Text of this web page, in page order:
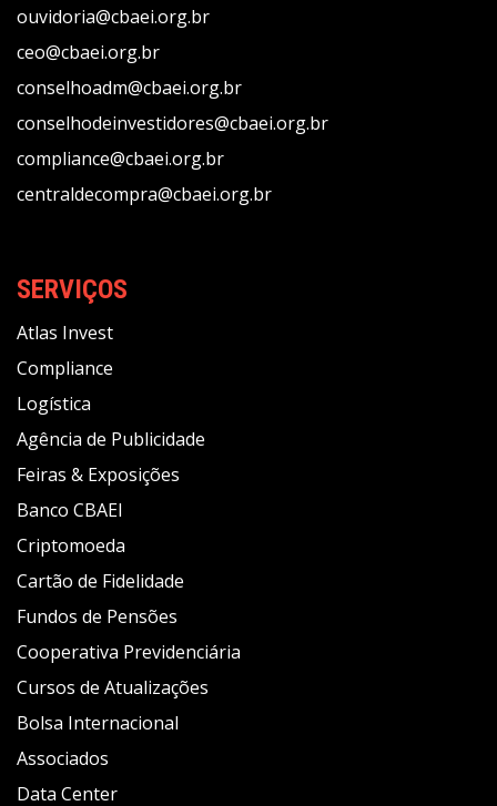
ouvidoria@cbaei.org.br
ceo@cbaei.org.br
conselhoadm@cbaei.org.br
conselhodeinvestidores@cbaei.org.br
compliance@cbaei.org.br
centraldecompra@cbaei.org.br
SERVIÇOS
Atlas Invest
Compliance
Logística
Agência de Publicidade
Feiras & Exposições
Banco CBAEI
Criptomoeda
Cartão de Fidelidade
Fundos de Pensões
Cooperativa Previdenciária
Cursos de Atualizações
Bolsa Internacional
Associados
Data Center